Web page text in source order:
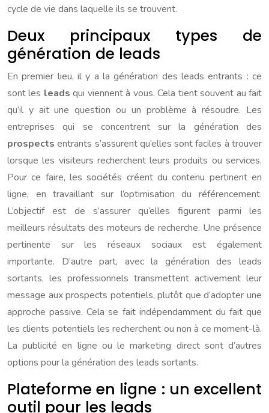
cycle de vie dans laquelle ils se trouvent.
Deux principaux types de
génération de leads
En premier lieu, il y a la génération des leads entrants : ce
sont les leadsqui viennent à vous. Cela tient souvent au fait
qu’il y ait une question ou un problème à résoudre. Les
entreprises qui se concentrent sur la génération des
prospects entrants s’assurent qu’elles sont faciles à trouver
lorsque les visiteurs recherchent leurs produits ou services.
Pour ce faire, les sociétés créent du contenu pertinent en
ligne, en travaillant sur l’optimisation du référencement.
L’objectif est de s’assurer qu’elles figurent parmi les
meilleurs résultats des moteurs de recherche. Une présence
pertinente sur les réseaux sociaux est également
importante. D’autre part, avec la génération des leads
sortants, les professionnels transmettent activement leur
message aux prospects potentiels, plutôt que d’adopter une
approche passive. Cela se fait indépendamment du fait que
les clients potentiels les recherchent ou non à ce moment-là.
La publicité en ligne ou le marketing direct sont d’autres
options pour la génération des leads sortants.
Plateforme en ligne : un excellent
outil pour les leads